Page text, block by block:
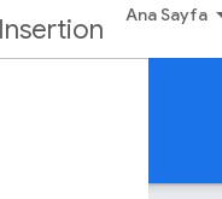
Ana Sayfa